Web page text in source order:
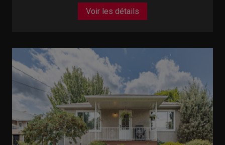
Voir les détails